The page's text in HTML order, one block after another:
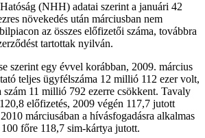
(NHH) adatai szerint a januári 42
növekedés után márciusban nem
az összes előfizetői száma, továbbra
tartottak nyilván.
szerint egy évvel korábban, 2009. március
teljes ügyfélszáma 12 millió 112 ezer volt,
szám 11 millió 792 ezerre csökkent. Tavaly
előfizetés, 2009 végén 117,7 jutott
márciusában a hívásfogadásra alkalmas
főre 118,7 sim-kártya jutott.